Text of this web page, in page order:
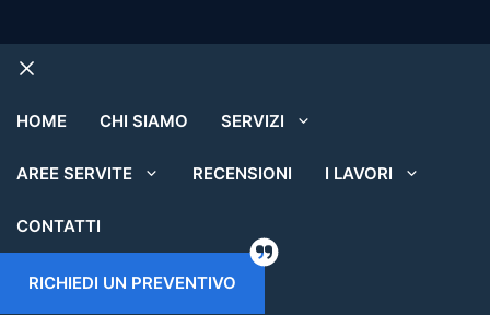
HOME CHI SIAMO SERVIZI
AREE SERVITE RECENSIONI I LAVORI
CONTATTI
RICHIEDI UN PREVENTIVO